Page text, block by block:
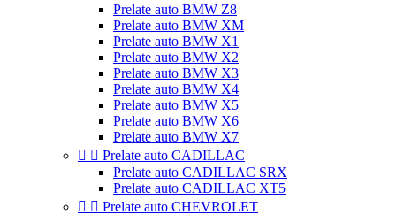
Prelate auto BMW Z8
Prelate auto BMW XM
Prelate auto BMW X1
Prelate auto BMW X2
Prelate auto BMW X3
Prelate auto BMW X4
Prelate auto BMW X5
Prelate auto BMW X6
Prelate auto BMW X7
  Prelate auto CADILLAC
Prelate auto CADILLAC SRX
Prelate auto CADILLAC XT5
  Prelate auto CHEVROLET